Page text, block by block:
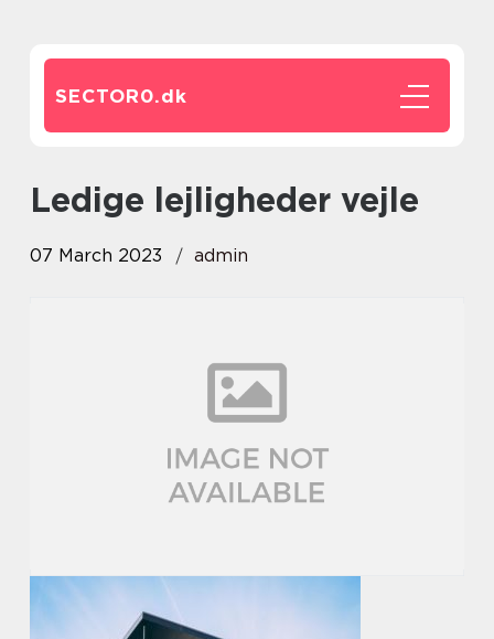
SECTOR0.dk
ledige lejligheder vejle
07 March 2023 admin